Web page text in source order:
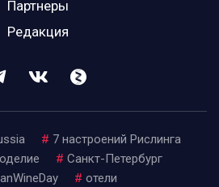
Партнеры
Редакция
# 7 настроений Рислинга
# Санкт-Петербург
# отели